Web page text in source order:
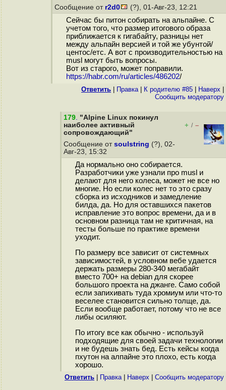
Сообщение от r2d0 (?), 01-Авг-23, 12:21
Сейчас бы питон собирать на альпайне. С
учетом того, что размер итогового образа
приближается к гигабайту, разницы нет
между альпайн версией и той же убунтой/
центос/етс. А вот с производительностью на
musl могут быть вопросы.
Вот из старого, может поправили.
https://habr.com/ru/articles/486202/
Ответить Правка| К родителю #85 Наверх
Cообщить модератору
179. "Alpine Linux покинул
наиболее активный
сопровождающий"
+ / –
Сообщение от soulstring (?), 02-
Авг-23, 15:32
Да нормально оно собирается.
Разработчики уже узнали про musl и
делают для него колеса, может не все но
многие. Но если колес нет то это сразу
сборка из исходников и замедление
билда, да. Но для оставшихся пакетов
исправление это вопрос времени, да и в
основном разница там не критичная, на
тесты больше по практике времени
уходит.
По размеру все зависит от системных
зависимостей, в условном вебе удается
держать размеры 280-340 мегабайт
вместо 700+ на debian для скорее
большого проекта на джанге. Само собой
если запихивать туда хромиум или что-то
веселее становится сильно толще, да.
Если вообще работает, потому что не все
либы осиляют.
По итогу все как обычно - используй
подходящие для своей задачи технологии
и не будешь знать бед. Есть кейсы когда
пхутон на алпайне это плохо, есть когда
хорошо.
Ответить Правка| Наверх Cообщить модератору